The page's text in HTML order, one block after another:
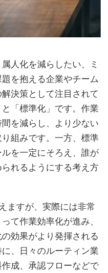
人化を減らしたい、ミ
を抱える企業やチーム
決策として注目されて
「標準化」です。作業
を減らし、より少ない
組みです。一方、標準
を一定にそろえ、誰が
れるようにする考え方
ますが、実際には非常
て作業効率化が進み、
効果がより発揮される
、日々のルーティン業
成、承認フローなどで